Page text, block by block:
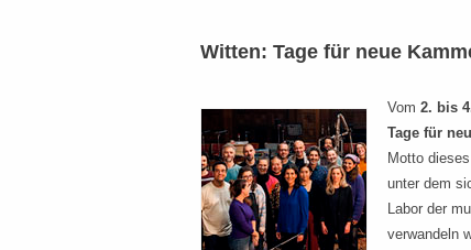
Witten: Tage für neue
Vom 2. bis
Tage für
Motto
unter dem
Labor der
verwandeln